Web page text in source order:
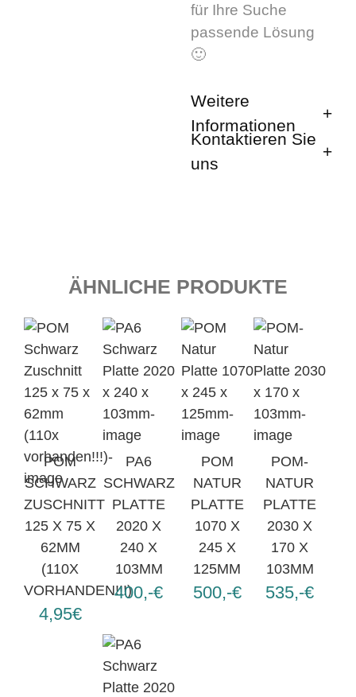
für Ihre Suche
passende Lösung
🙂
Weitere
Informationen
Kontaktieren Sie
uns
ÄHNLICHE PRODUKTE
POM
SCHWARZ
ZUSCHNITT
125 X 75 X
62MM
(110X
VORHANDEN!!!)
4,95€
PA6
SCHWARZ
PLATTE
2020 X
240 X
103MM
400,-€
POM
NATUR
PLATTE
1070 X
245 X
125MM
500,-€
POM-
NATUR
PLATTE
2030 X
170 X
103MM
535,-€